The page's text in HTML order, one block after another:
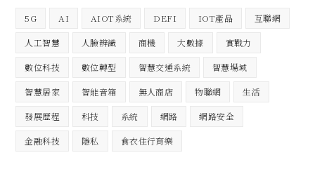
5G AI AIOT系統 DEFI IOT產品 互聯網
人工智慧 人臉辨識 商機 大數據 實戰力
數位科技 數位轉型 智慧交通系統 智慧場域
智慧居家 智能音箱 無人商店 物聯網 生活
發展歷程 科技 系統 網路 網路安全
金融科技 隱私 食衣住行育樂